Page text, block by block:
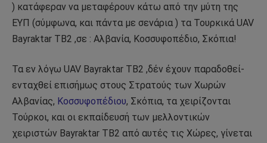
) κατάφεραν να μεταφέρουν κάτω από την μύτη της
ΕΥΠ (σύμφωνα, και πάντα με σενάρια ) τα Τουρκικά UAV
Bayraktar TB2 ,σε : Αλβανία, Κοσσυφοπέδιο, Σκόπια!
Τα εν λόγω UAV Bayraktar TB2 ,δέν έχουν παραδοθεί-
ενταχθεί επισήμως στους Στρατούς των Χωρών
Αλβανίας, Κοσσυφοπέδιου, Σκόπια, τα χειρίζονται
Τούρκοι, και οι εκπαίδευσή των μελλοντικών
χειριστών Bayraktar TB2 από αυτές τις Χώρες, γίνεται